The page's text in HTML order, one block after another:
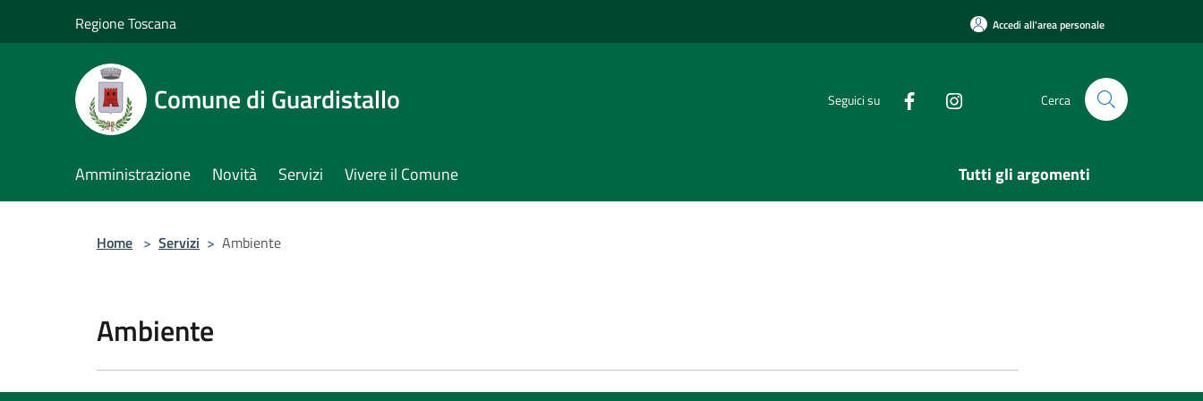
Regione Toscana Accedi all'area personale
Comune di Guardistallo Seguici su Cerca
Amministrazione Novità Servizi Vivere il Comune Tutti gli argomenti
Home > Servizi > Ambiente
Ambiente